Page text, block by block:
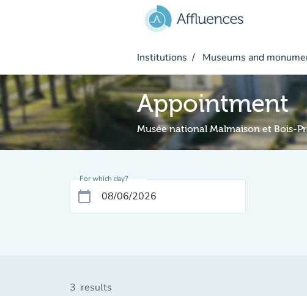
Institutions Museums and
Appointment
Musée national Malmaison et Bois-
For which day?
calendar_today
3 results